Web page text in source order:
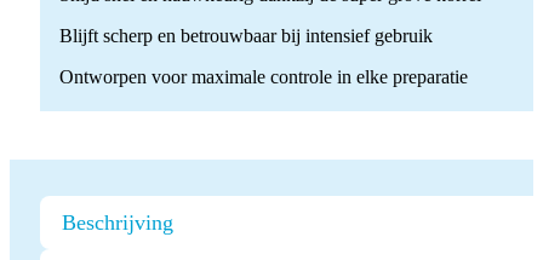
Blijft scherp en betrouwbaar bij intensief gebruik
Ontworpen voor maximale controle in elke preparatie
Beschrijving